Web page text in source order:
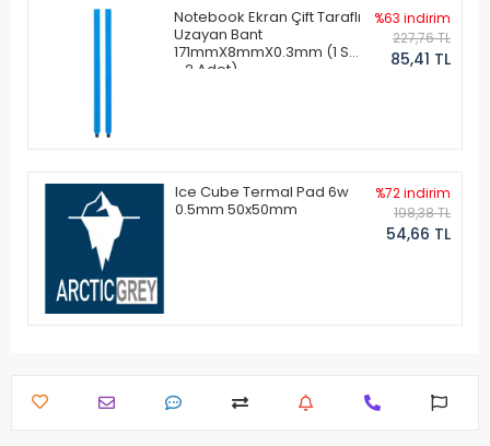
Notebook Ekran Çift Taraflı
Uzayan Bant
171mmX8mmX0.3mm (1 Set
- 2 Adet)
%63 indirim
227,76 TL
85,41 TL
Ice Cube Termal Pad 6w
0.5mm 50x50mm
%72 indirim
198,38 TL
54,66 TL